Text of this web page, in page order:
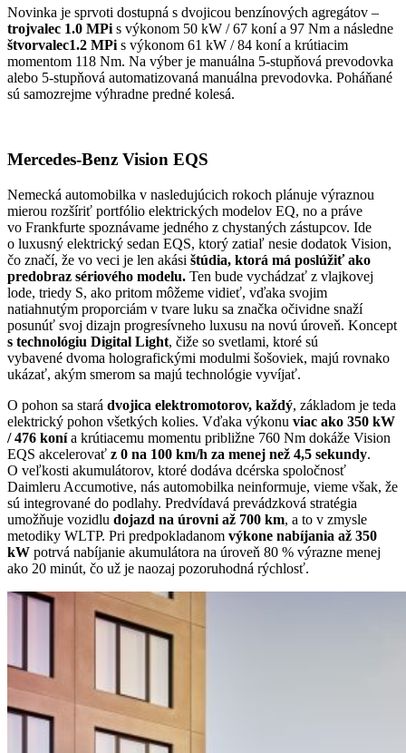
Novinka je sprvoti dostupná s dvojicou benzínových agregátov –
trojvalec 1.0 MPi s výkonom 50 kW / 67 koní a 97 Nm a následne
štvorvalec1.2 MPi s výkonom 61 kW / 84 koní a krútiacim
momentom 118 Nm. Na výber je manuálna 5-stupňová prevodovka
alebo 5-stupňová automatizovaná manuálna prevodovka. Poháňané
sú samozrejme výhradne predné kolesá.
Mercedes-Benz Vision EQS
Nemecká automobilka v nasledujúcich rokoch plánuje výraznou
mierou rozšíriť portfólio elektrických modelov EQ, no a práve
vo Frankfurte spoznávame jedného z chystaných zástupcov. Ide
o luxusný elektrický sedan EQS, ktorý zatiaľ nesie dodatok Vision,
čo značí, že vo veci je len akási štúdia, ktorá má poslúžiť ako
predobraz sériového modelu. Ten bude vychádzať z vlajkovej
lode, triedy S, ako pritom môžeme vidieť, vďaka svojim
natiahnutým proporciám v tvare luku sa značka očividne snaží
posunúť svoj dizajn progresívneho luxusu na novú úroveň. Koncept
s technológiu Digital Light, čiže so svetlami, ktoré sú
vybavené dvoma holografickými modulmi šošoviek, majú rovnako
ukázať, akým smerom sa majú technológie vyvíjať.
O pohon sa stará dvojica elektromotorov, každý, základom je teda
elektrický pohon všetkých kolies. Vďaka výkonu viac ako 350 kW
/ 476 konía krútiacemu momentu približne 760 Nm dokáže Vision
EQS akcelerovať z 0 na 100 km/h za menej než 4,5 sekundy.
O veľkosti akumulátorov, ktoré dodáva dcérska spoločnosť
Daimleru Accumotive, nás automobilka neinformuje, vieme však, že
sú integrované do podlahy. Predvídavá prevádzková stratégia
umožňuje vozidlu dojazd na úrovni až 700 km, a to v zmysle
metodiky WLTP. Pri predpokladanom výkone nabíjania až 350
kW potrvá nabíjanie akumulátora na úroveň 80 % výrazne menej
ako 20 minút, čo už je naozaj pozoruhodná rýchlosť.